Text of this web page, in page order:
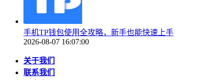
手机TP钱包使用全攻略，新手也能快速上手
2026-08-07 16:07:00
关于我们
联系我们